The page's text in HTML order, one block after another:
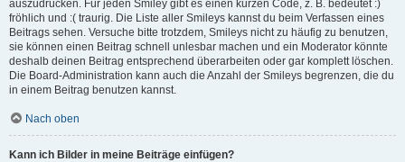
auszudrücken. Für jeden Smiley gibt es einen kurzen Code, z. B. bedeutet :)
fröhlich und :( traurig. Die Liste aller Smileys kannst du beim Verfassen eines
Beitrags sehen. Versuche bitte trotzdem, Smileys nicht zu häufig zu benutzen,
sie können einen Beitrag schnell unlesbar machen und ein Moderator könnte
deshalb deinen Beitrag entsprechend überarbeiten oder gar komplett löschen.
Die Board-Administration kann auch die Anzahl der Smileys begrenzen, die du
in einem Beitrag benutzen kannst.
Nach oben
Kann ich Bilder in meine Beiträge einfügen?